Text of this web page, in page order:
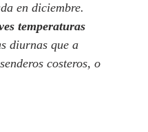
en diciembre.
temperaturas
diurnas que a
costeros, o